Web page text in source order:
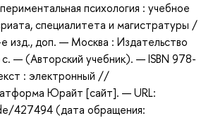
психология : учебное
специалитета и магистратуры /
изд., доп. — Москва : Издательство
— (Авторский учебник). — ISBN 978-
: электронный //
Юрайт [сайт]. — URL:
427494 (дата обращения: